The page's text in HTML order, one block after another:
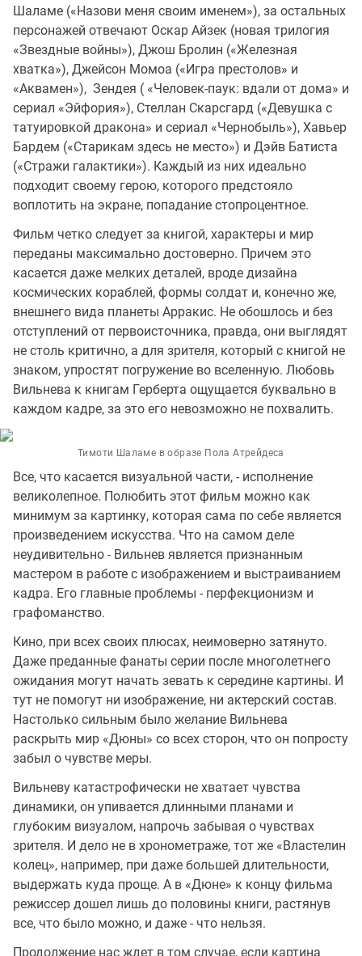
Шаламе («Назови меня своим именем»), за остальных
персонажей отвечают Оскар Айзек (новая трилогия
«Звездные войны»), Джош Бролин («Железная
хватка»), Джейсон Момоа («Игра престолов» и
«Аквамен»), Зендея ( «Человек-паук: вдали от дома» и
сериал «Эйфория»), Стеллан Скарсгард («Девушка с
татуировкой дракона» и сериал «Чернобыль»), Хавьер
Бардем («Старикам здесь не место») и Дэйв Батиста
(«Стражи галактики»). Каждый из них идеально
подходит своему герою, которого предстояло
воплотить на экране, попадание стопроцентное.
Фильм четко следует за книгой, характеры и мир
переданы максимально достоверно. Причем это
касается даже мелких деталей, вроде дизайна
космических кораблей, формы солдат и, конечно же,
внешнего вида планеты Арракис. Не обошлось и без
отступлений от первоисточника, правда, они выглядят
не столь критично, а для зрителя, который с книгой не
знаком, упростят погружение во вселенную. Любовь
Вильнева к книгам Герберта ощущается буквально в
каждом кадре, за это его невозможно не похвалить.
Тимоти Шаламе в образе Пола Атрейдеса
Все, что касается визуальной части, - исполнение
великолепное. Полюбить этот фильм можно как
минимум за картинку, которая сама по себе является
произведением искусства. Что на самом деле
неудивительно - Вильнев является признанным
мастером в работе с изображением и выстраиванием
кадра. Его главные проблемы - перфекционизм и
графоманство.
Кино, при всех своих плюсах, неимоверно затянуто.
Даже преданные фанаты серии после многолетнего
ожидания могут начать зевать к середине картины. И
тут не помогут ни изображение, ни актерский состав.
Настолько сильным было желание Вильнева
раскрыть мир «Дюны» со всех сторон, что он попросту
забыл о чувстве меры.
Вильневу катастрофически не хватает чувства
динамики, он упивается длинными планами и
глубоким визуалом, напрочь забывая о чувствах
зрителя. И дело не в хронометраже, тот же «Властелин
колец», например, при даже большей длительности,
выдержать куда проще. А в «Дюне» к концу фильма
режиссер дошел лишь до половины книги, растянув
все, что было можно, и даже - что нельзя.
Продолжение нас ждет в том случае, если картина